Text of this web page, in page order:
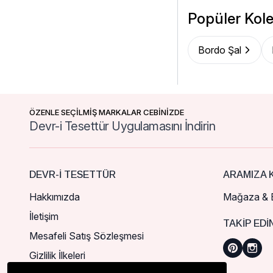
Popüler
Bordo Şal
ÖZENLE SEÇİLMİŞ MARKALAR CEBİNİZDE
Devr-i Tesettür Uygulamasını İndirin
DEVR-I TESETTÜR
Hakkımızda
İletişim
Mesafeli Satış Sözleşmesi
Gizlilik İlkeleri
ARAMIZA
Mağaza &
TAKIP